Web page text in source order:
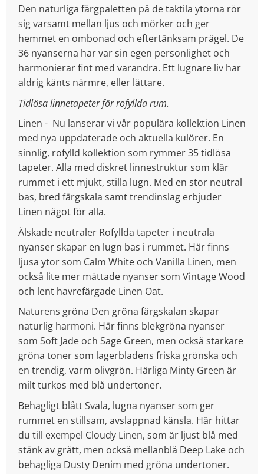
Den naturliga färgpaletten på de taktila ytorna rör
sig varsamt mellan ljus och mörker och ger
hemmet en ombonad och eftertänksam prägel. De
36 nyanserna har var sin egen personlighet och
harmonierar fint med varandra. Ett lugnare liv har
aldrig känts närmre, eller lättare.
Tidlösa linnetapeter för rofyllda rum.
Linen - Nu lanserar vi vår populära kollektion Linen
med nya uppdaterade och aktuella kulörer. En
sinnlig, rofylld kollektion som rymmer 35 tidlösa
tapeter. Alla med diskret linnestruktur som klär
rummet i ett mjukt, stilla lugn. Med en stor neutral
bas, bred färgskala samt trendinslag erbjuder
Linen något för alla.
Älskade neutraler Rofyllda tapeter i neutrala
nyanser skapar en lugn bas i rummet. Här finns
ljusa ytor som Calm White och Vanilla Linen, men
också lite mer mättade nyanser som Vintage Wood
och lent havrefärgade Linen Oat.
Naturens gröna Den gröna färgskalan skapar
naturlig harmoni. Här finns blekgröna nyanser
som Soft Jade och Sage Green, men också starkare
gröna toner som lagerbladens friska grönska och
en trendig, varm olivgrön. Härliga Minty Green är
milt turkos med blå undertoner.
Behagligt blått Svala, lugna nyanser som ger
rummet en stillsam, avslappnad känsla. Här hittar
du till exempel Cloudy Linen, som är ljust blå med
stänk av grått, men också mellanblå Deep Lake och
behagliga Dusty Denim med gröna undertoner.